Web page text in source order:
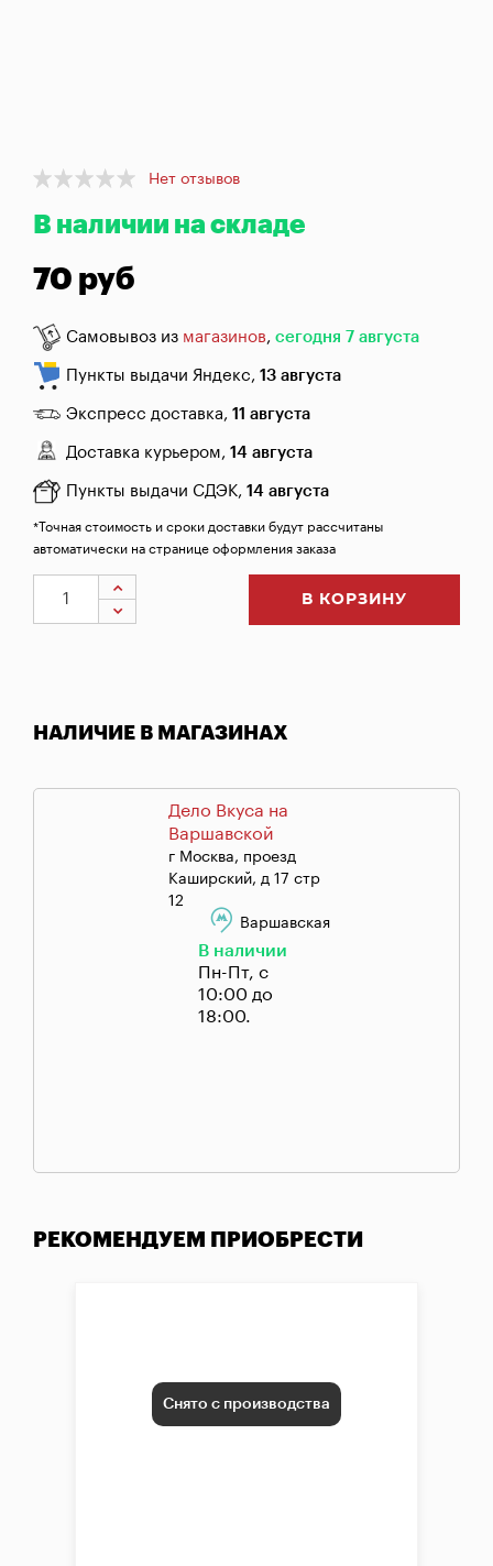
консервирование
Коптильни
Адреса
Отследить
заказ
Заказать
Item
of
Нет отзывов
В наличии на складе
70 руб
Самовывоз из магазинов, сегодня 7 августа
Пункты выдачи Яндекс, 13 августа
Экспресс доставка, 11 августа
Доставка курьером, 14 августа
Пункты выдачи СДЭК, 14 августа
*Точная стоимость и сроки доставки будут рассчитаны
автоматически на странице оформления заказа
В КОРЗИНУ
НАЛИЧИЕ В МАГАЗИНАХ
Дело Вкуса на
Варшавской
г Москва, проезд
Каширский, д 17 стр
12
Варшавская
В наличии
Пн-Пт, с
10:00 до
18:00.
РЕКОМЕНДУЕМ ПРИОБРЕСТИ
Снято с производства